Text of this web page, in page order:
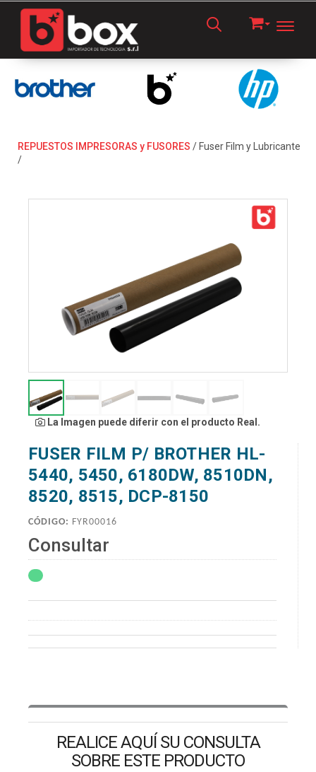
REPUESTOS IMPRESORAS y FUSORES / Fuser Film y Lubricante
/
La Imagen puede diferir con el producto Real.
FUSER FILM P/ BROTHER HL-
5440, 5450, 6180DW, 8510DN,
8520, 8515, DCP-8150
CÓDIGO: FYR00016
Consultar
REALICE AQUÍ SU CONSULTA
SOBRE ESTE PRODUCTO